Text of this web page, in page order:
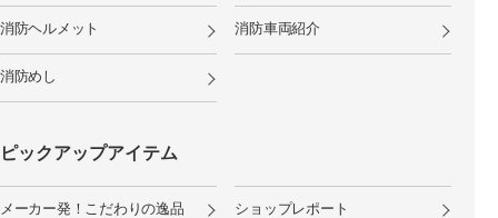
消防ヘルメット 消防車両紹介
消防めし
ピックアップアイテム
メーカー発！こだわりの逸品 ショップレポート